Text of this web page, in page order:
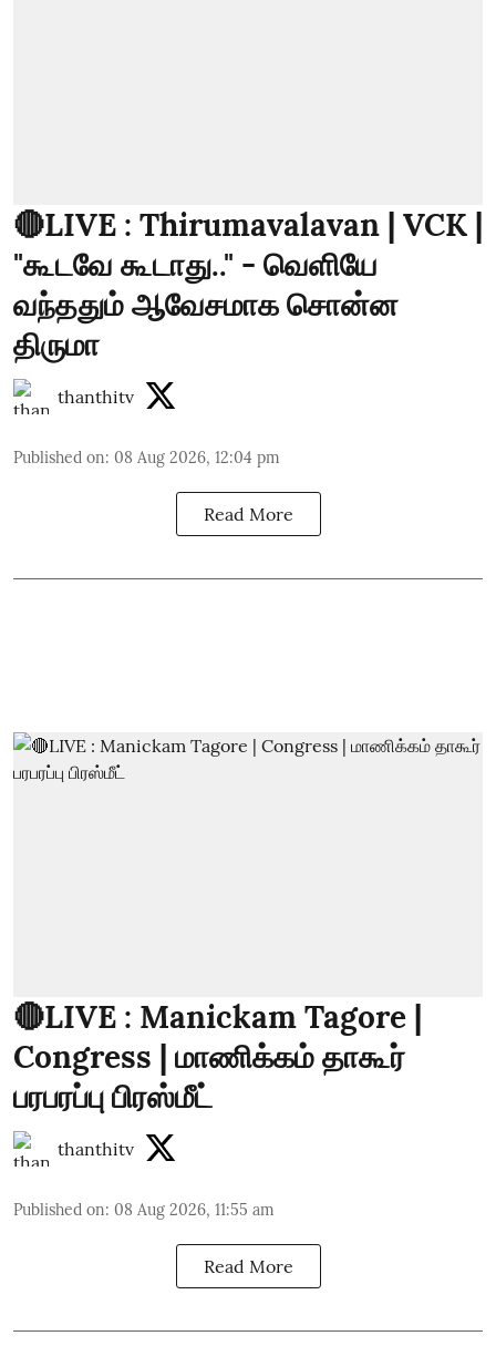
🔴LIVE : Thirumavalavan | VCK |
"கூடவே கூடாது.." - வெளியே
வந்ததும் ஆவேசமாக சொன்ன
திருமா
thanthitv
Published on: 08 Aug 2026, 12:04 pm
Read More
🔴LIVE : Manickam Tagore |
Congress | மாணிக்கம் தாகூர்
பரபரப்பு பிரஸ்மீட்
thanthitv
Published on: 08 Aug 2026, 11:55 am
Read More